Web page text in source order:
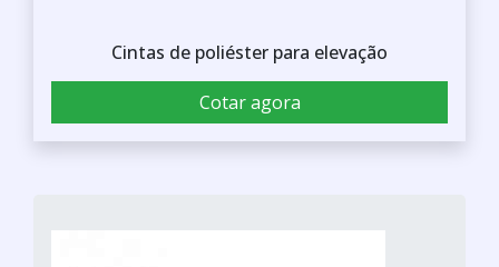
Cintas de poliéster para elevação
Cotar agora